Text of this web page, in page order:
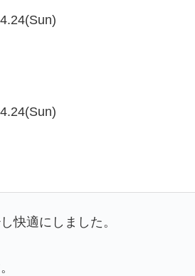
快適にしました。